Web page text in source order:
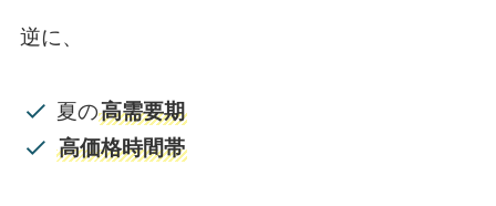
逆に、
夏の高需要期
高価格時間帯